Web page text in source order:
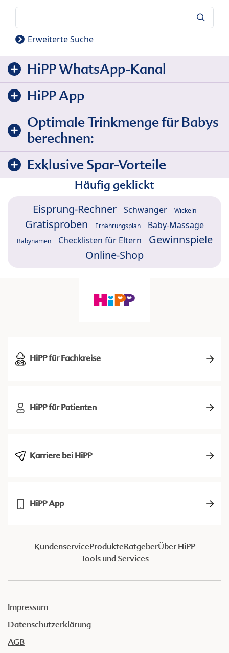
Erweiterte Suche
HiPP WhatsApp-Kanal
HiPP App
Optimale Trinkmenge für Babys
berechnen:
Exklusive Spar-Vorteile
Häufig geklickt
Eisprung-Rechner Schwanger Wickeln
Gratisproben Ernährungsplan Baby-Massage
Babynamen Checklisten für Eltern
Gewinnspiele
Online-Shop
HiPP für Fachkreise
HiPP für Patienten
Karriere bei HiPP
HiPP App
KundenserviceProdukteRatgeberÜber HiPP
Tools und Services
Impressum
Datenschutzerklärung
AGB